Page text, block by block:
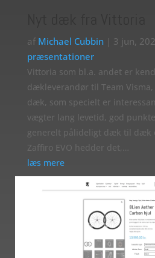
af Michael Cubbin| 3 jun,
præsentationer
Vittoria som bl.a. andet er
dækleverandør til Team
dæk, som specielt er
vægter lang levetid, god
generelt pålideligt dæk til dæk
Zaffiro EVO hedder det,…
læs mere